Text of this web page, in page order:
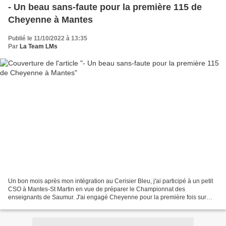
- Un beau sans-faute pour la première 115 de
Cheyenne à Mantes
Publié le 11/10/2022 à 13:35
Par La Team LMs
Un bon mois après mon intégration au Cerisier Bleu, j'ai participé à un petit
CSO à Mantes-St Martin en vue de préparer le Championnat des
enseignants de Saumur. J'ai engagé Cheyenne pour la première fois sur